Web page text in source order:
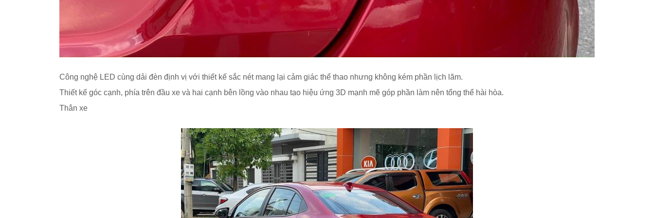
Công nghệ LED cùng dải đèn định vị với thiết kế sắc nét mang lại cảm giác thể thao nhưng không kém phần lịch lãm.
Thiết kế góc cạnh, phía trên đầu xe và hai cạnh bên lồng vào nhau tạo hiệu ứng 3D mạnh mẽ góp phần làm nên tổng thể hài hòa.
Thân xe